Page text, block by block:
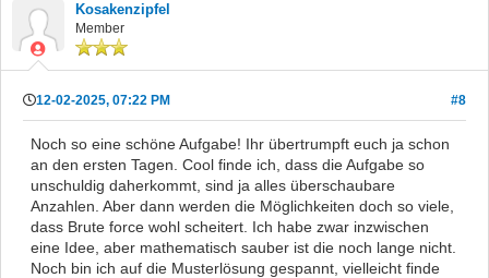
Kosakenzipfel
Member
12-02-2025, 07:22 PM #8
Noch so eine schöne Aufgabe! Ihr übertrumpft euch ja schon
an den ersten Tagen. Cool finde ich, dass die Aufgabe so
unschuldig daherkommt, sind ja alles überschaubare
Anzahlen. Aber dann werden die Möglichkeiten doch so viele,
dass Brute force wohl scheitert. Ich habe zwar inzwischen
eine Idee, aber mathematisch sauber ist die noch lange nicht.
Noch bin ich auf die Musterlösung gespannt, vielleicht finde